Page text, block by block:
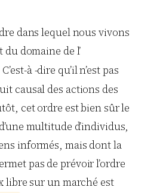
dans lequel nous vivons
domaine de l’
C’est-à -dire qu’il n’est pas
causal des actions des
cet ordre est bien sûr le
multitude d’individus,
informés, mais dont la
pas de prévoir l’ordre
libre sur un marché est